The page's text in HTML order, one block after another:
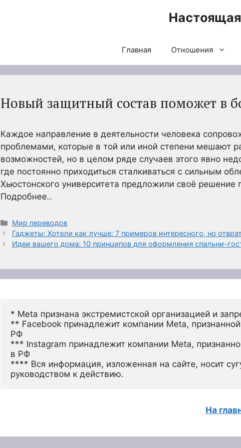
Главная Отношения
Новый защитный состав поможет в
Каждое направление в деятельности человека
проблемами, которые в той или иной степени мешают
возможностей, но в целом ряде случаев этого явно
где постоянно приходиться сталкиваться с сильным
Хьюстонского университета предложили своё решение
Подробнее..
Рубрики
Мир переводов
Гаджеты: Хотели как лучше: 7 примеров интересного, но
Идеи вашего дома: 10 принципов для оформления спальни-
* Meta признана экстремистской организацией и
** Facebook принадлежит компании Meta,
РФ
*** Instagram принадлежит компании Meta,
в РФ
**** Вся информация, изложенная на сайте, носит
руководством к действию.
На